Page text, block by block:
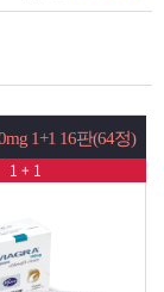
1+1 16판(64정)
1 + 1